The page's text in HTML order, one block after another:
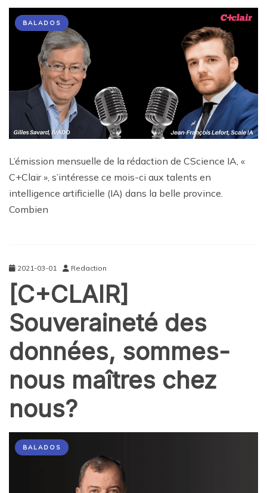
BALADOS
L’émission mensuelle de la rédaction de CScience IA, «
C+Clair », s’intéresse ce mois-ci aux talents en
intelligence artificielle (IA) dans la belle province.
Combien
2021-03-01 Redaction
[C+CLAIR]
Souveraineté des
données, sommes-
nous maîtres chez
nous?
BALADOS